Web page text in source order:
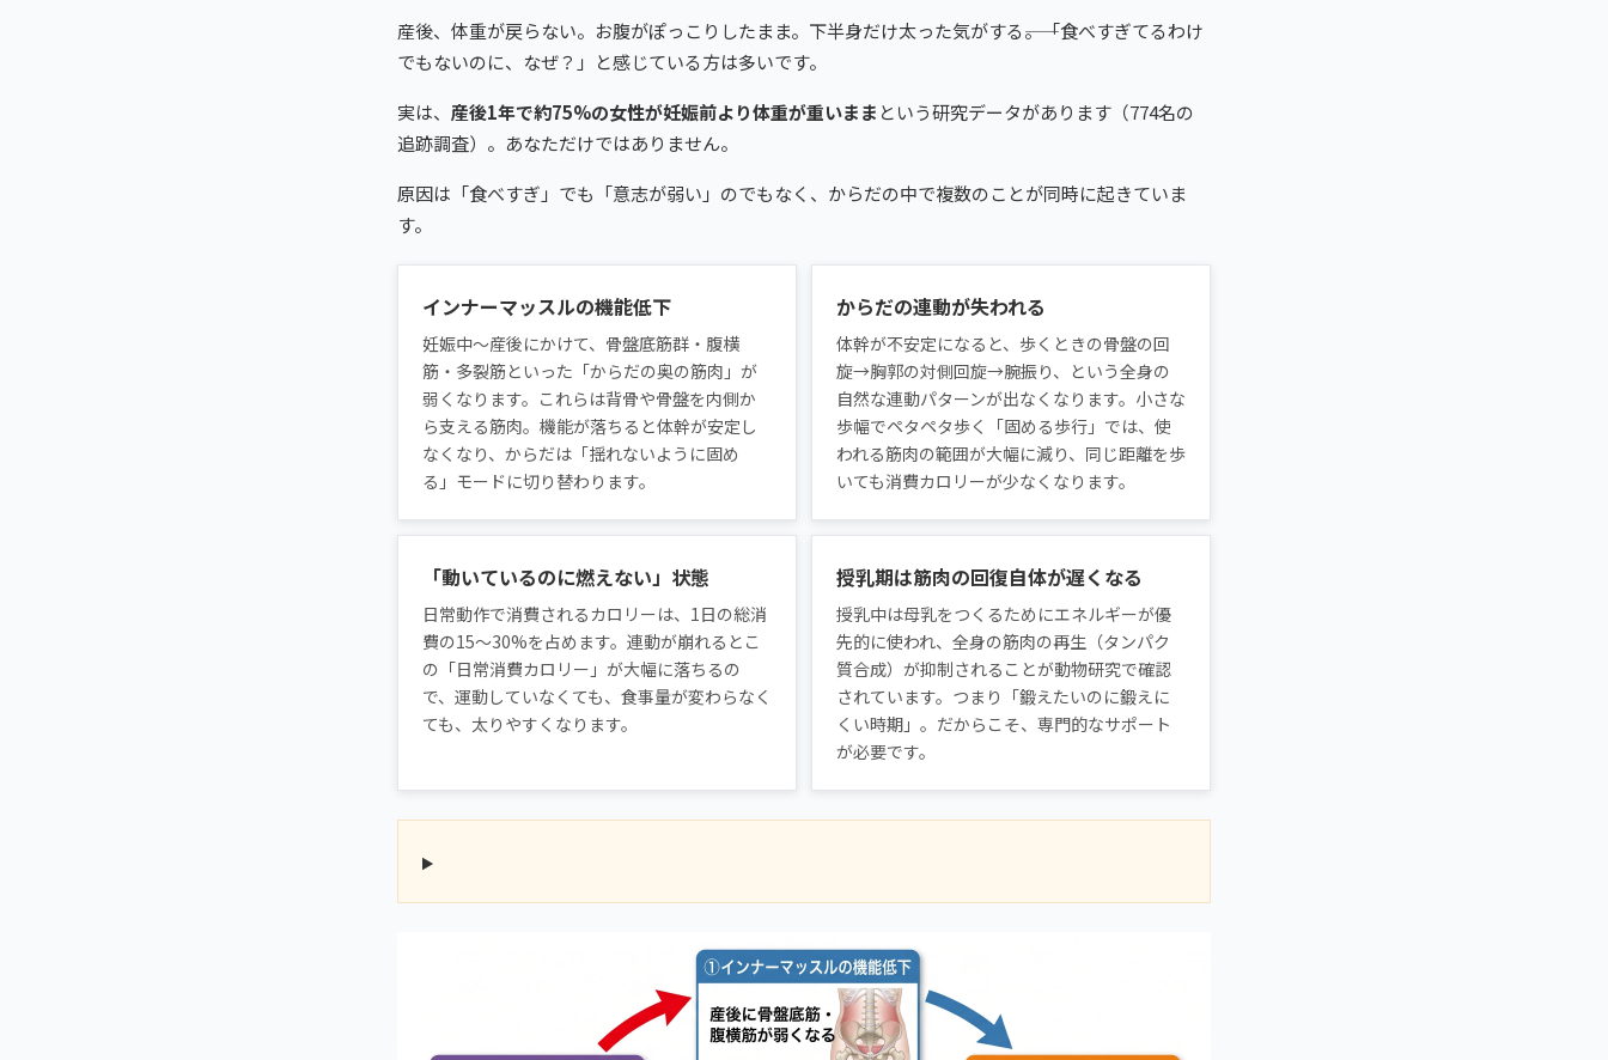
産後、体重が戻らない。お腹がぽっこりしたまま。下半身だけ太った気がする――。「食べすぎてるわけ
でもないのに、なぜ？」と感じている方は多いです。
実は、 産後1年で約75%の女性が妊娠前より体重が重いまま という研究データがあります（774名の
追跡調査）。あなただけではありません。
原因は「食べすぎ」でも「意志が弱い」のでもなく、からだの中で複数のことが同時に起きていま
す。
インナーマッスルの機能低下
妊娠中〜産後にかけて、骨盤底筋群・腹横
筋・多裂筋といった「からだの奥の筋肉」が
弱くなります。これらは背骨や骨盤を内側か
ら支える筋肉。機能が落ちると体幹が安定し
なくなり、からだは「揺れないように固め
る」モードに切り替わります。
からだの連動が失われる
体幹が不安定になると、歩くときの骨盤の回
旋→胸郭の対側回旋→腕振り、という全身の
自然な連動パターンが出なくなります。小さな
歩幅でペタペタ歩く「固める歩行」では、使
われる筋肉の範囲が大幅に減り、同じ距離を歩
いても消費カロリーが少なくなります。
「動いているのに燃えない」状態
日常動作で消費されるカロリーは、1日の総消
費の15〜30%を占めます。連動が崩れるとこ
の「日常消費カロリー」が大幅に落ちるの
で、運動していなくても、食事量が変わらなく
ても、太りやすくなります。
授乳期は筋肉の回復自体が遅くなる
授乳中は母乳をつくるためにエネルギーが優
先的に使われ、全身の筋肉の再生（タンパク
質合成）が抑制されることが動物研究で確認
されています。つまり「鍛えたいのに鍛えに
くい時期」。だからこそ、専門的なサポート
が必要です。